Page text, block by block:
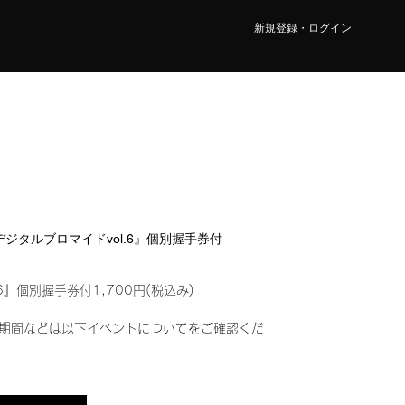
新規登録・ログイン
ジタルブロマイドvol.6』個別握手券付
』個別握手券付1,700円(税込み)
間などは以下イベントについてをご確認くだ